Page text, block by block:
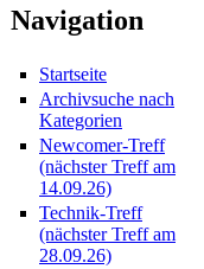
Navigation
Startseite
Archivsuche nach
Kategorien
Newcomer-Treff
(nächster Treff am
14.09.26)
Technik-Treff
(nächster Treff am
28.09.26)